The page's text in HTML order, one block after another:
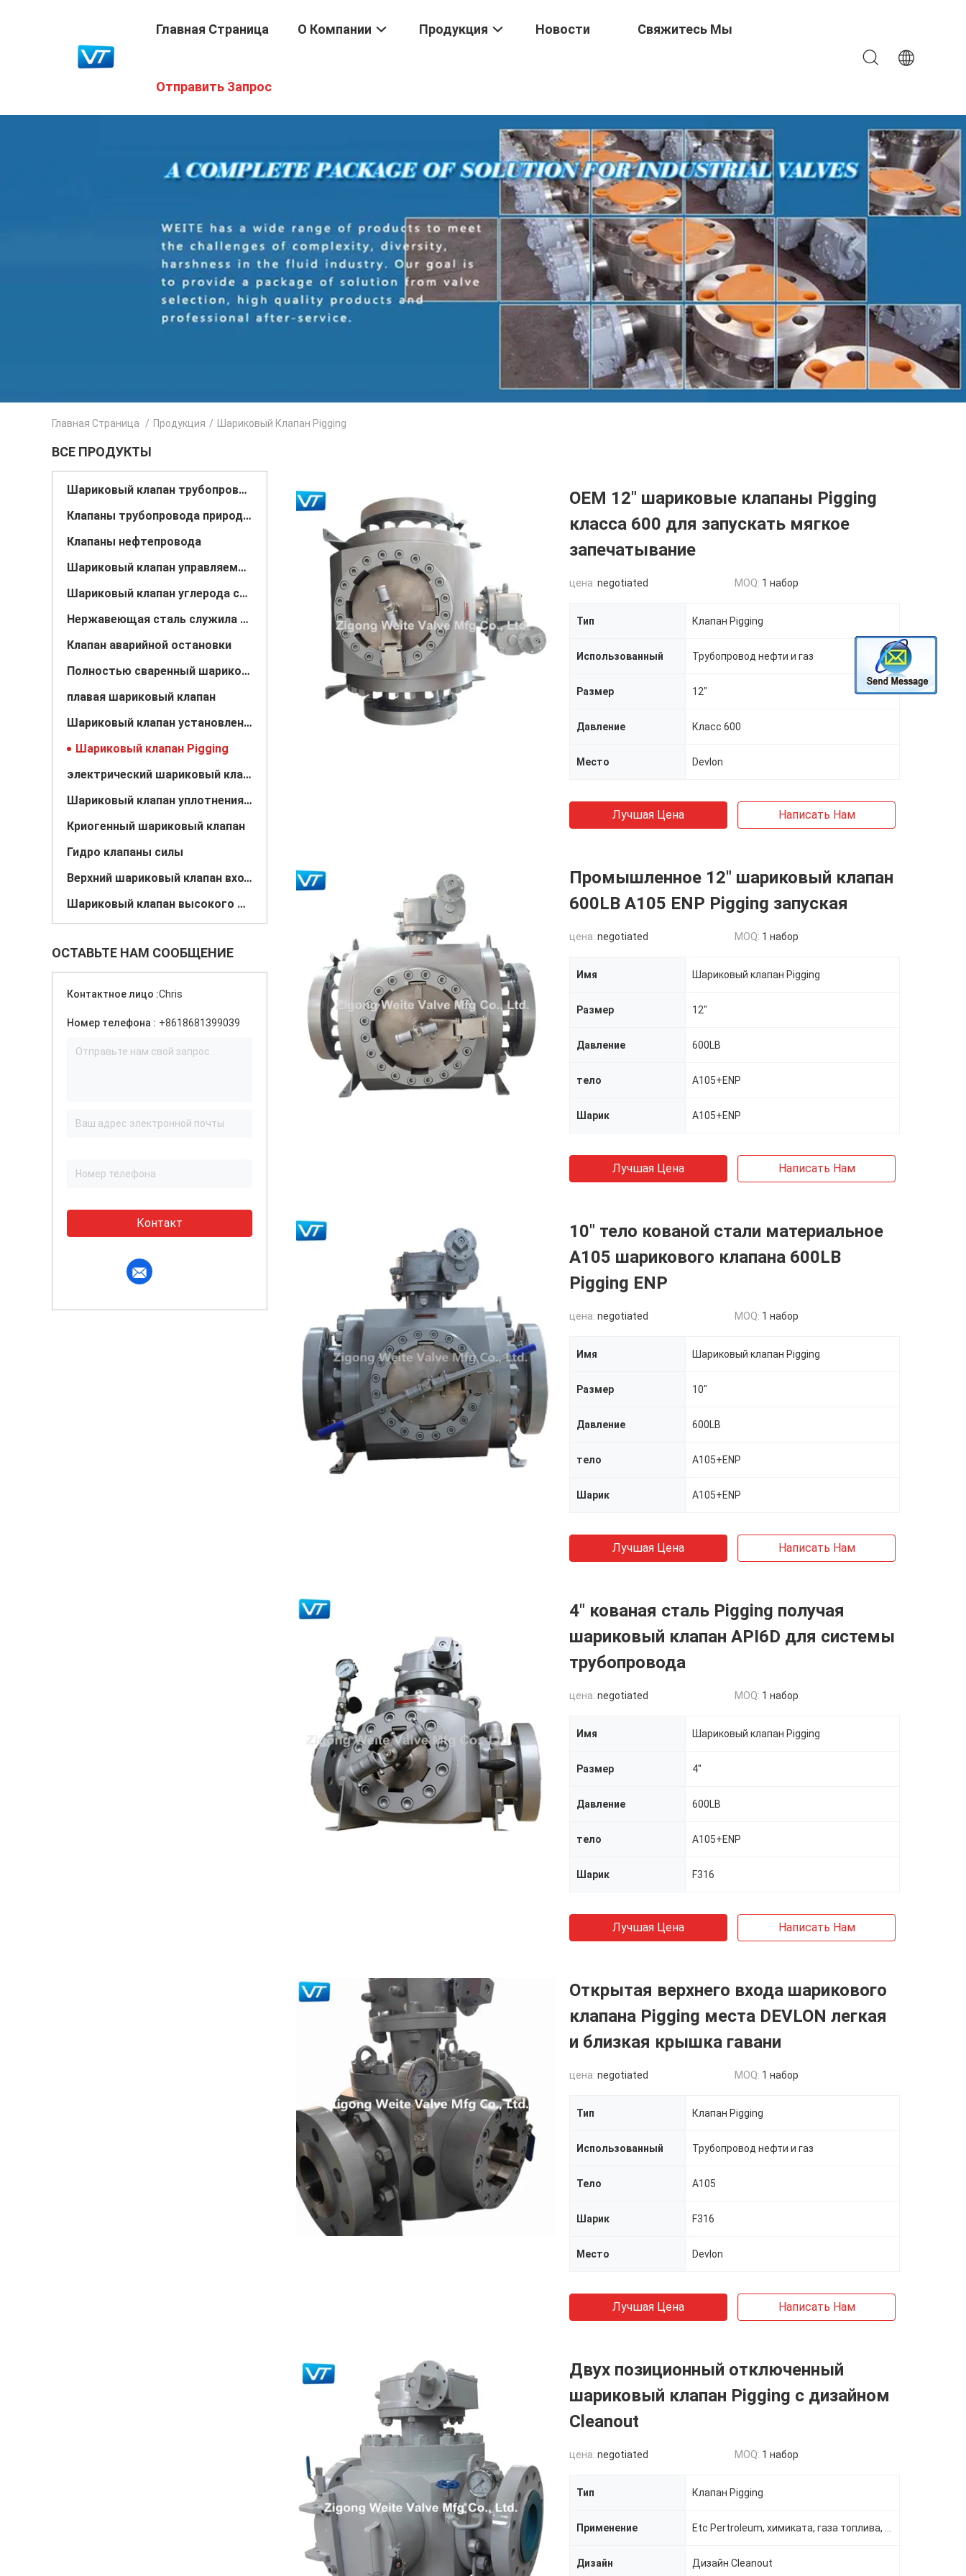
Главная Страница О Компании Продукция Новости Свяжитесь Мы
Отправить Запрос
Главная Страница / Продукция / Шариковый Клапан Pigging
ВСЕ ПРОДУКТЫ
Шариковый клапан трубопровода
Клапаны трубопровода природного газа
Клапаны нефтепровода
Шариковый клапан управляемый шестерней
Шариковый клапан углерода стальной служить фланцем
Нержавеющая сталь служила фланцем шариковый клапан
Клапан аварийной остановки
Полностью сваренный шариковый клапан
плавая шариковый клапан
Шариковый клапан установленный Trunnion
Шариковый клапан Pigging
электрический шариковый клапан
Шариковый клапан уплотнения металла
Криогенный шариковый клапан
Гидро клапаны силы
Верхний шариковый клапан входа
Шариковый клапан высокого давления высокотемпературный
ОСТАВЬТЕ НАМ СООБЩЕНИЕ
Контактное лицо :Chris
Номер телефона : +8618681399039
Контакт
OEM 12" шариковые клапаны Pigging
класса 600 для запускать мягкое
запечатывание
цена: negotiated MOQ: 1 набор
Тип Клапан Pigging
Использованный Трубопровод нефти и газ
Размер 12"
Давление Класс 600
Место Devlon
Лучшая Цена Написать Нам
Промышленное 12" шариковый клапан
600LB A105 ENP Pigging запуская
цена: negotiated MOQ: 1 набор
Имя Шариковый клапан Pigging
Размер 12"
Давление 600LB
тело A105+ENP
Шарик A105+ENP
Лучшая Цена Написать Нам
10" тело кованой стали материальное
A105 шарикового клапана 600LB
Pigging ENP
цена: negotiated MOQ: 1 набор
Имя Шариковый клапан Pigging
Размер 10"
Давление 600LB
тело A105+ENP
Шарик A105+ENP
Лучшая Цена Написать Нам
4" кованая сталь Pigging получая
шариковый клапан API6D для системы
трубопровода
цена: negotiated MOQ: 1 набор
Имя Шариковый клапан Pigging
Размер 4''
Давление 600LB
тело A105+ENP
Шарик F316
Лучшая Цена Написать Нам
Открытая верхнего входа шарикового
клапана Pigging места DEVLON легкая
и близкая крышка гавани
цена: negotiated MOQ: 1 набор
Тип Клапан Pigging
Использованный Трубопровод нефти и газ
Тело A105
Шарик F316
Место Devlon
Лучшая Цена Написать Нам
Двух позиционный отключенный
шариковый клапан Pigging с дизайном
Cleanout
цена: negotiated MOQ: 1 набор
Тип Клапан Pigging
Применение
Дизайн Дизайн Cleanout